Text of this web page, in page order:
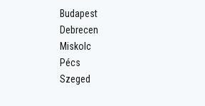
Budapest
Debrecen
Miskolc
Pécs
Szeged